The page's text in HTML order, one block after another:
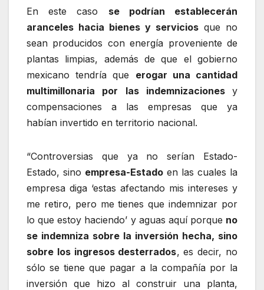
En este caso se podrían establecerán
aranceles hacia bienes y servicios que no
sean producidos con energía proveniente de
plantas limpias, además de que el gobierno
mexicano tendría que erogar una cantidad
multimillonaria por las indemnizaciones y
compensaciones a las empresas que ya
habían invertido en territorio nacional.
“Controversias que ya no serían Estado-
Estado, sino empresa-Estado en las cuales la
empresa diga ‘estas afectando mis intereses y
me retiro, pero me tienes que indemnizar por
lo que estoy haciendo’ y aguas aquí porque no
se indemniza sobre la inversión hecha, sino
sobre los ingresos desterrados, es decir, no
sólo se tiene que pagar a la compañía por la
inversión que hizo al construir una planta,